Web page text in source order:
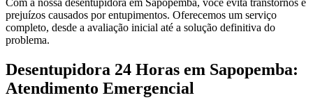
prejuízos causados por entupimentos. Oferecemos um serviço
completo, desde a avaliação inicial até a solução definitiva do
problema.
Desentupidora 24 Horas em Sapopemba:
Atendimento Emergencial